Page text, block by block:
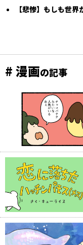
【悲惨】もしも世
# 漫画の記事